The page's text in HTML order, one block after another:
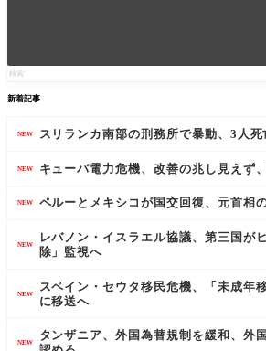
新着記事
NEW スリランカ南部の刑務所で暴動、3人
NEW キューバ電力危機、改善の兆し見えず
NEW ペルーとメキシコが国交回復、元首相
NEW
レバノン・イスラエル協議、第三国が
除」監視へ
NEW
スペイン・セウタ移民危機、「未成年
に移送へ
NEW
タンザニア、外国為替規制を緩和、外